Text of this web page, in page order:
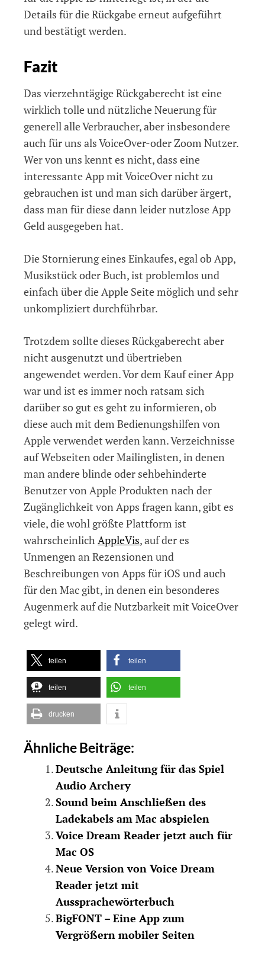
Details für die Rückgabe erneut aufgeführt
und bestätigt werden.
Fazit
Das vierzehntägige Rückgaberecht ist eine
wirklich tolle und nützliche Neuerung für
generell alle Verbraucher, aber insbesondere
auch für uns als VoiceOver-oder Zoom Nutzer.
Wer von uns kennt es nicht, dass eine
interessante App mit VoiceOver nicht zu
gebrauchen ist und man sich darüber ärgert,
dass man für diese dann leider nutzlose App
Geld ausgegeben hat.
Die Stornierung eines Einkaufes, egal ob App,
Musikstück oder Buch, ist problemlos und
einfach über die Apple Seite möglich und sehr
unkompliziert durchführbar.
Trotzdem sollte dieses Rückgaberecht aber
nicht ausgenutzt und übertrieben
angewendet werden. Vor dem Kauf einer App
war und ist es immer noch ratsam sich
darüber so gut es geht zu informieren, ob
diese auch mit dem Bedienungshilfen von
Apple verwendet werden kann. Verzeichnisse
auf Webseiten oder Mailinglisten, in denen
man andere blinde oder sehbehinderte
Benutzer von Apple Produkten nach der
Zugänglichkeit von Apps fragen kann, gibt es
viele, die wohl größte Plattform ist
wahrscheinlich AppleVis, auf der es
Unmengen an Rezensionen und
Beschreibungen von Apps für iOS und auch
für den Mac gibt, in denen ein besonderes
Augenmerk auf die Nutzbarkeit mit VoiceOver
gelegt wird.
teilen teilen
teilen teilen
drucken
Ähnliche Beiträge:
Deutsche Anleitung für das Spiel
Audio Archery
Sound beim Anschließen des
Ladekabels am Mac abspielen
Voice Dream Reader jetzt auch für
Mac OS
Neue Version von Voice Dream
Reader jetzt mit
Aussprachewörterbuch
BigFONT – Eine App zum
Vergrößern mobiler Seiten